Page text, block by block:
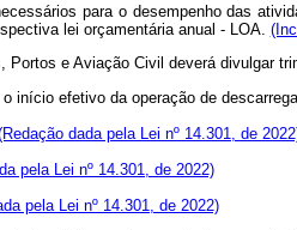
para o desempenho das
lei orçamentária anual - LOA.
Portos e Aviação Civil deverá divulgar
início efetivo da operação de
dada pela Lei nº 14.301, de
pela Lei nº 14.301, de 2022)
pela Lei nº 14.301, de 2022)